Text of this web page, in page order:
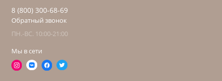
8 (800) 300-68-69
Обратный звонок
ПН.-ВС. 10:00-21:00
Мы в сети